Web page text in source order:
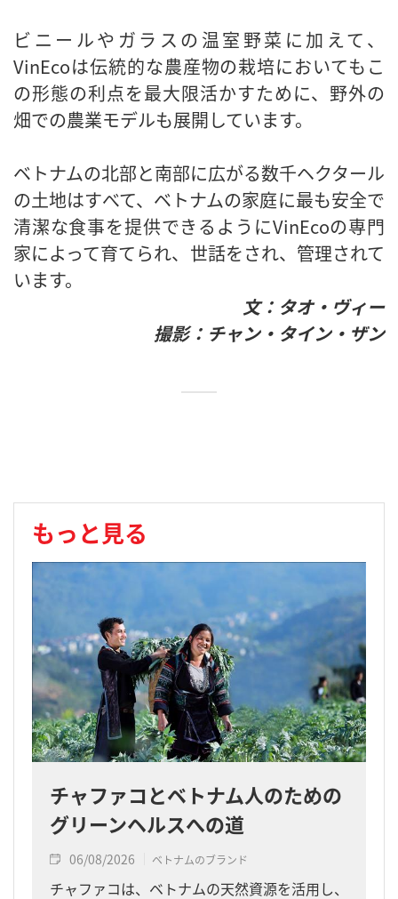
ビニールやガラスの温室野菜に加えて、
VinEcoは伝統的な農産物の栽培においてもこ
の形態の利点を最大限活かすために、野外の
畑での農業モデルも展開しています。
ベトナムの北部と南部に広がる数千ヘクタール
の土地はすべて、ベトナムの家庭に最も安全で
清潔な食事を提供できるようにVinEcoの専門
家によって育てられ、世話をされ、管理されて
います。
文：タオ・ヴィー
撮影：チャン・タイン・ザン
もっと見る
チャファコとベトナム人のための
グリーンヘルスへの道
06/08/2026 ベトナムのブランド
チャファコは、ベトナムの天然資源を活用し、